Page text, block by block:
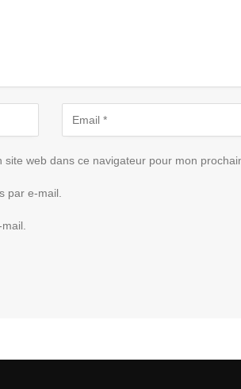
web dans ce navigateur pour mon
par e-mail.